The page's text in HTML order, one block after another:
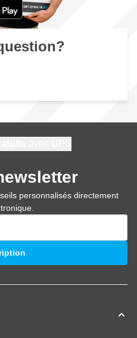
personnalisés directement